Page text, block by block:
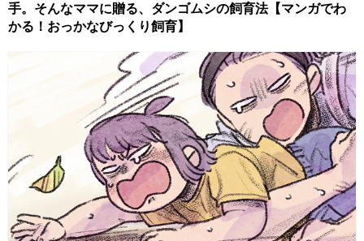
手。そんなママに贈る、ダンゴムシの飼育法【マンガでわ
かる！おっかなびっくり飼育】